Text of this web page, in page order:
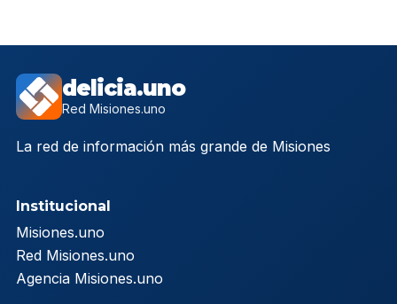
delicia.uno
Red Misiones.uno
La red de información más grande de Misiones
Institucional
Misiones.uno
Red Misiones.uno
Agencia Misiones.uno